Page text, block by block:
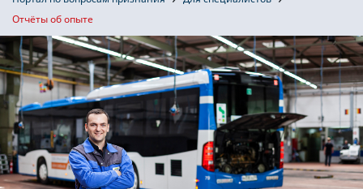
Отчёты об опыте